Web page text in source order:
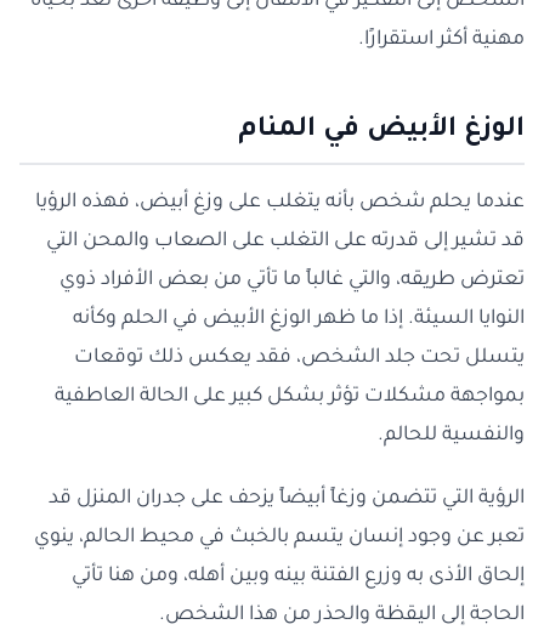
مهنية أكثر استقرارًا.
الوزغ الأبيض في المنام
عندما يحلم شخص بأنه يتغلب على وزغ أبيض، فهذه الرؤيا
قد تشير إلى قدرته على التغلب على الصعاب والمحن التي
تعترض طريقه، والتي غالباً ما تأتي من بعض الأفراد ذوي
النوايا السيئة. إذا ما ظهر الوزغ الأبيض في الحلم وكأنه
يتسلل تحت جلد الشخص، فقد يعكس ذلك توقعات
بمواجهة مشكلات تؤثر بشكل كبير على الحالة العاطفية
والنفسية للحالم.
الرؤية التي تتضمن وزغاً أبيضاً يزحف على جدران المنزل قد
تعبر عن وجود إنسان يتسم بالخبث في محيط الحالم، ينوي
إلحاق الأذى به وزرع الفتنة بينه وبين أهله، ومن هنا تأتي
الحاجة إلى اليقظة والحذر من هذا الشخص.